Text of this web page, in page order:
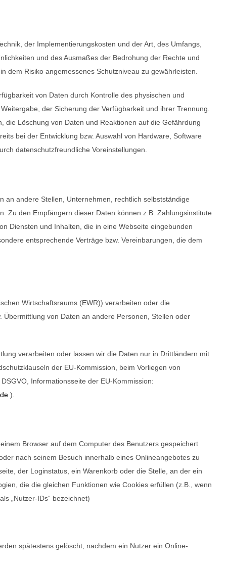
der Implementierungskosten und der Art, des Umfangs,
und des Ausmaßes der Bedrohung der Rechte und
dem Risiko angemessenes Schutzniveau zu gewährleisten.
von Daten durch Kontrolle des physischen und
der Sicherung der Verfügbarkeit und ihrer Trennung.
die Löschung von Daten und Reaktionen auf die Gefährdung
bei der Entwicklung bzw. Auswahl von Hardware, Software
datenschutzfreundliche Voreinstellungen.
an andere Stellen, Unternehmen, rechtlich selbstständige
Zu den Empfängern dieser Daten können z.B. Zahlungsinstitute
Diensten und Inhalten, die in eine Webseite eingebunden
entsprechende Verträge bzw. Vereinbarungen, die dem
Wirtschaftsraums (EWR)) verarbeiten oder die
von Daten an andere Personen, Stellen oder
verarbeiten oder lassen wir die Daten nur in Drittländern mit
der EU-Kommission, beim Vorliegen von
Informationsseite der EU-Kommission:
).
Browser auf dem Computer des Benutzers gespeichert
nach seinem Besuch innerhalb eines Onlineangebotes zu
der Loginstatus, ein Warenkorb oder die Stelle, an der ein
die die gleichen Funktionen wie Cookies erfüllen (z.B., wenn
„Nutzer-IDs“ bezeichnet)
spätestens gelöscht, nachdem ein Nutzer ein Online-